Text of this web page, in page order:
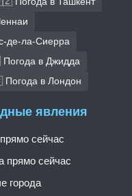
де-ла-Сиерра
в Джидда
в Лондон
явления
сейчас
прямо сейчас
города